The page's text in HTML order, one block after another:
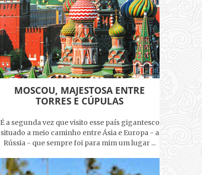
MOSCOU, MAJESTOSA ENTRE
TORRES E CÚPULAS
É a segunda vez que visito esse país gigantesco
situado a meio caminho entre Ásia e Europa - a
Rússia - que sempre foi para mim um lugar ...